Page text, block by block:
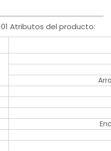
Atributos del producto: